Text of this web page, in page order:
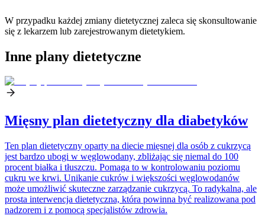
W przypadku każdej zmiany dietetycznej zaleca się skonsultowanie
się z lekarzem lub zarejestrowanym dietetykiem.
Inne plany dietetyczne
Mięsny plan dietetyczny dla diabetyków
Ten plan dietetyczny oparty na diecie mięsnej dla osób z cukrzycą
jest bardzo ubogi w węglowodany, zbliżając się niemal do 100
procent białka i tłuszczu. Pomaga to w kontrolowaniu poziomu
cukru we krwi. Unikanie cukrów i większości węglowodanów
może umożliwić skuteczne zarządzanie cukrzycą. To radykalna, ale
prosta interwencja dietetyczna, która powinna być realizowana pod
nadzorem i z pomocą specjalistów zdrowia.